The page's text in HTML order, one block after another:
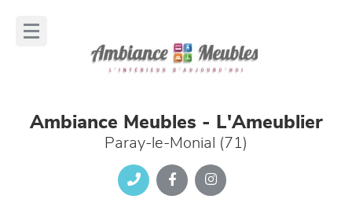
Ambiance Meubles - L'Ameublier
Paray-le-Monial (71)